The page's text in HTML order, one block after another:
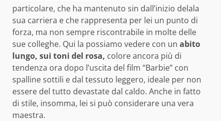
particolare, che ha mantenuto sin dall’inizio delala
sua carriera e che rappresenta per lei un punto di
forza, ma non sempre riscontrabile in molte delle
sue colleghe. Qui la possiamo vedere con un abito
lungo, sui toni del rosa, colore ancora più di
tendenza ora dopo l’uscita del film “Barbie” con
spalline sottili e dal tessuto leggero, ideale per non
essere del tutto devastate dal caldo. Anche in fatto
di stile, insomma, lei si può considerare una vera
maestra.